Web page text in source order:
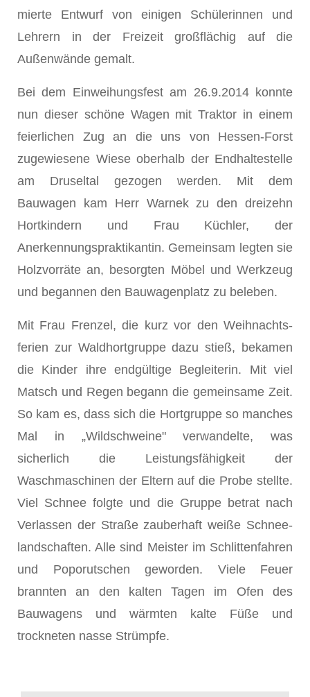
mierte Entwurf von einigen Schülerinnen und
Lehrern in der Freizeit großflächig auf die
Außenwände gemalt.
Bei dem Einweihungsfest am 26.9.2014 konnte
nun dieser schöne Wagen mit Traktor in einem
feierlichen Zug an die uns von Hessen-Forst
zugewiesene Wiese oberhalb der Endhalte­stelle
am Druseltal gezogen werden. Mit dem
Bauwagen kam Herr Warnek zu den dreizehn
Hort­kindern und Frau Küchler, der
Anerkennungspraktikantin. Gemeinsam legten sie
Holzvorräte an, besorgten Möbel und Werkzeug
und begannen den Bauwagenplatz zu beleben.
Mit Frau Frenzel, die kurz vor den Weihnachts­
ferien zur Waldhortgruppe dazu stieß, bekamen
die Kinder ihre endgültige Begleiterin. Mit viel
Matsch und Regen begann die gemein­same Zeit.
So kam es, dass sich die Hortgruppe so manches
Mal in „Wildschweine" verwandel­te, was
sicherlich die Leistungsfähigkeit der
Waschmaschinen der Eltern auf die Probe stellte.
Viel Schnee folgte und die Gruppe betrat nach
Verlassen der Straße zauberhaft weiße Schnee­
landschaften. Alle sind Meister im Schlitten­fahren
und Poporutschen geworden. Viele Feuer
brannten an den kalten Tagen im Ofen des
Bauwagens und wärmten kalte Füße und
trockneten nasse Strümpfe.